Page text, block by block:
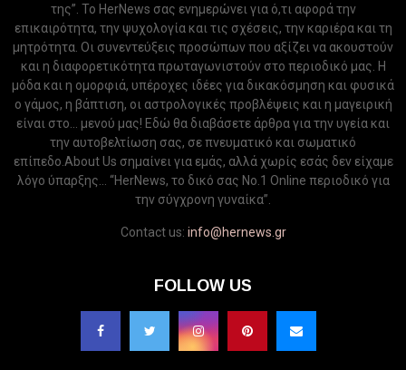
της”. Το HerNews σας ενημερώνει για ό,τι αφορά την
επικαιρότητα, την ψυχολογία και τις σχέσεις, την καριέρα και τη
μητρότητα. Οι συνεντεύξεις προσώπων που αξίζει να ακουστούν
και η διαφορετικότητα πρωταγωνιστούν στο περιοδικό μας. Η
μόδα και η ομορφιά, υπέροχες ιδέες για δικακόσμηση και φυσικά
ο γάμος, η βάπτιση, οι αστρολογικές προβλέψεις και η μαγειρική
είναι στο... μενού μας! Εδώ θα διαβάσετε άρθρα για την υγεία και
την αυτοβελτίωση σας, σε πνευματικό και σωματικό
επίπεδο.About Us σημαίνει για εμάς, αλλά χωρίς εσάς δεν είχαμε
λόγο ύπαρξης... “HerNews, το δικό σας Νo.1 Online περιοδικό για
την σύγχρονη γυναίκα”.
Contact us: info@hernews.gr
FOLLOW US